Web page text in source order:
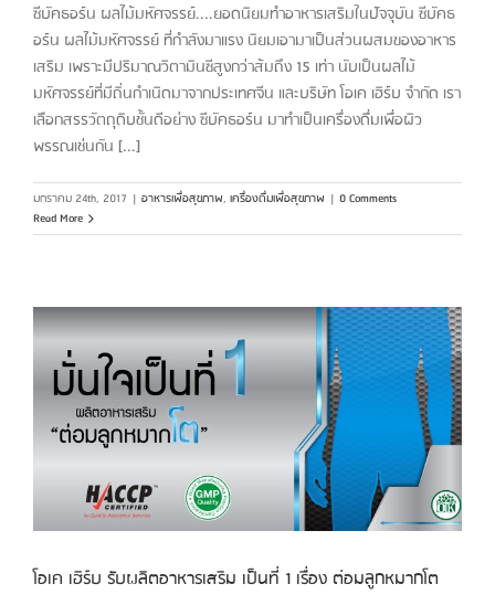
ซีบัคธอร์น ผลไม้มหัศจรรย์....ยอดนิยมทำอาหารเสริมในปัจจุบัน ซีบัคธ
อร์น ผลไม้มหัศจรรย์ ที่กำลังมาแรง นิยมเอามาเป็นส่วนผสมของอาหาร
เสริม เพราะมีปริมาณวิตามินซีสูงกว่าส้มถึง 15 เท่า นับเป็นผลไม้
มหัศจรรย์ที่มีถิ่นกำเนิดมาจากประเทศจีน และบริษัท โอเค เฮิร์บ จำกัด เรา
เลือกสรรวัตถุดิบชั้นดีอย่าง ซีบัคธอร์น มาทำเป็นเครื่องดื่มเพื่อผิว
พรรณเช่นกัน [...]
มกราคม 24th, 2017 | อาหารเพื่อสุขภาพ, เครื่องดื่มเพื่อสุขภาพ | 0 Comments
Read More
โอเค เฮิร์บ รับผลิตอาหารเสริม เป็นที่ 1 เรื่อง ต่อมลูกหมากโต